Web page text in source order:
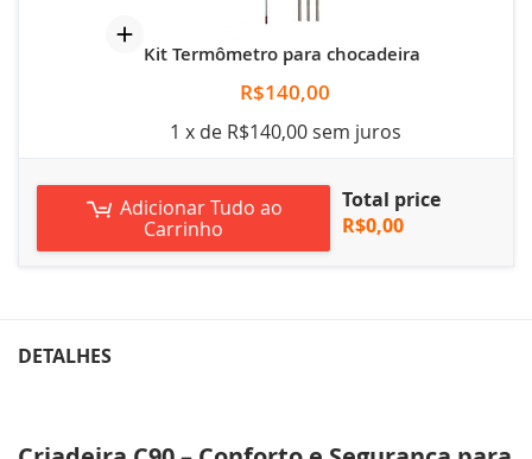
Kit Termômetro para chocadeira
R$140,00
1 x de R$140,00 sem juros
Adicionar Tudo ao
Carrinho
Total price
R$0,00
DETALHES